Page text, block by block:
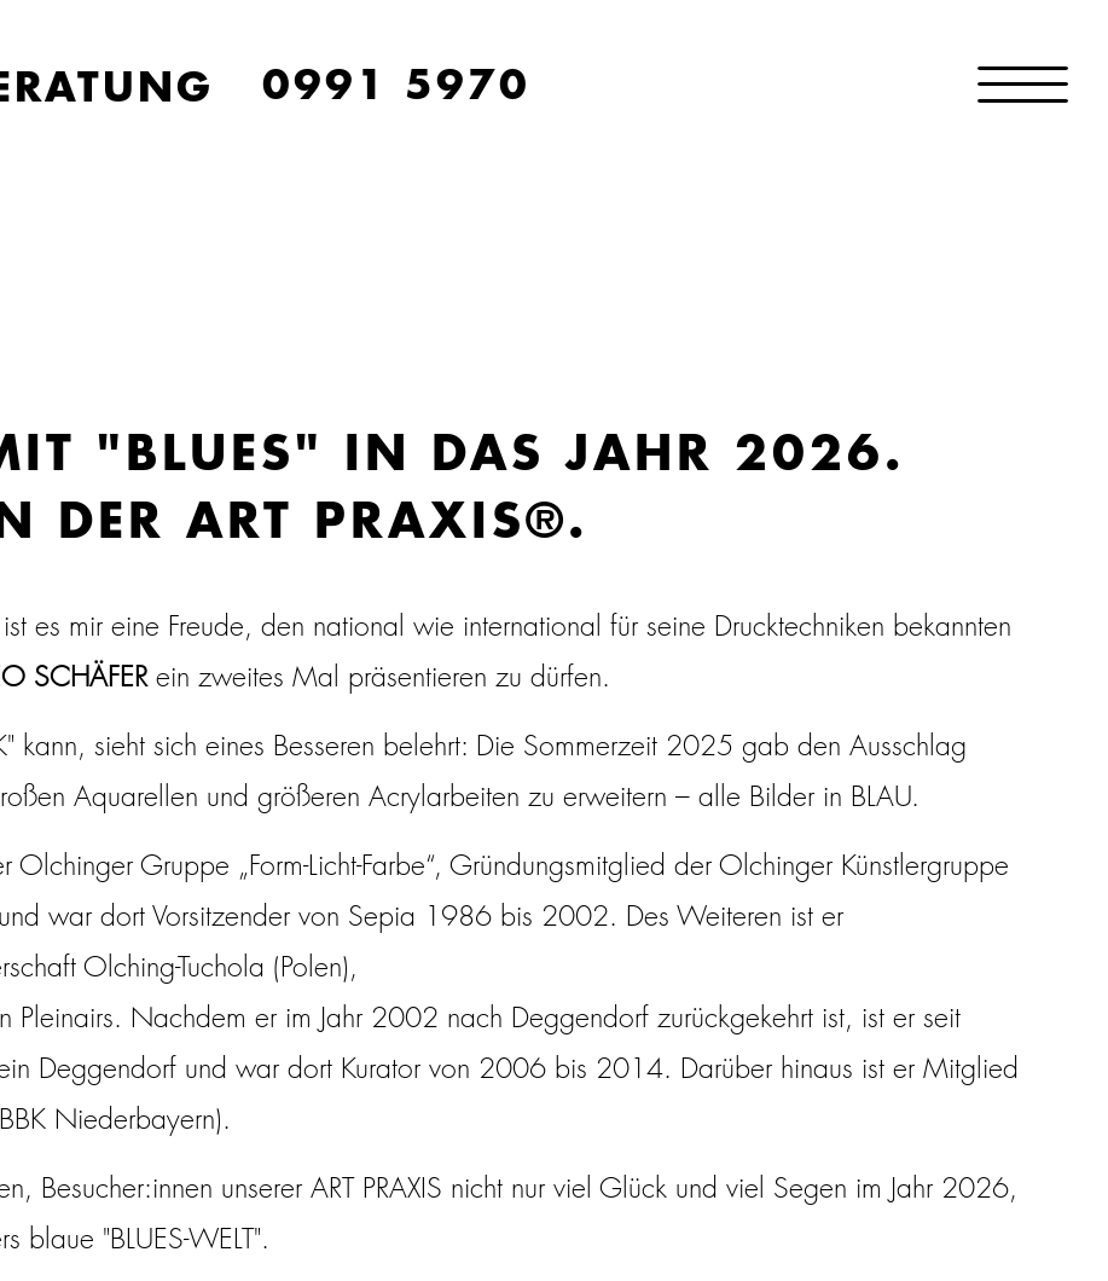
0991 5970
"BLUES" IN DAS JAHR 2026.
DER ART PRAXIS®.
es mir eine Freude, den national wie international für seine Drucktechniken bekannten
SCHÄFERein zweites Mal präsentieren zu dürfen.
kann, sieht sich eines Besseren belehrt: Die Sommerzeit 2025 gab den Ausschlag
Aquarellen und größeren Acrylarbeiten zu erweitern – alle Bilder in BLAU.
Gruppe „Form-Licht-Farbe“, Gründungsmitglied der Olchinger Künstlergruppe
war dort Vorsitzender von Sepia 1986 bis 2002. Des Weiteren ist er
Olching-Tuchola (Polen),
Pleinairs. Nachdem er im Jahr 2002 nach Deggendorf zurückgekehrt ist, ist er seit
Deggendorf und war dort Kurator von 2006 bis 2014. Darüber hinaus ist er Mitglied
Niederbayern).
Besucher:innen unserer ART PRAXIS nicht nur viel Glück und viel Segen im Jahr 2026,
blaue "BLUES-WELT".